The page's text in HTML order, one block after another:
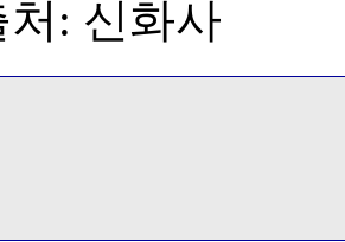
: 신화사